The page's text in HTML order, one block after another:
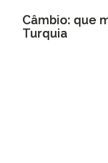
Câmbio: que
Turquia